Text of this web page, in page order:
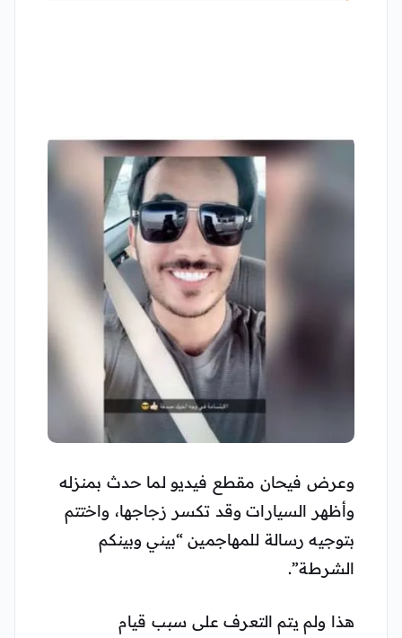
وعرض فيحان مقطع فيديو لما حدث بمنزله
وأظهر السيارات وقد تكسر زجاجها، واختتم
بتوجيه رسالة للمهاجمين “بيني وبينكم
الشرطة”.
هذا ولم يتم التعرف على سبب قيام